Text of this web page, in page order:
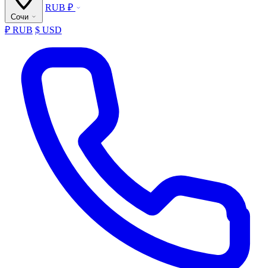
Сочи
RUB ₽
₽ RUB $ USD